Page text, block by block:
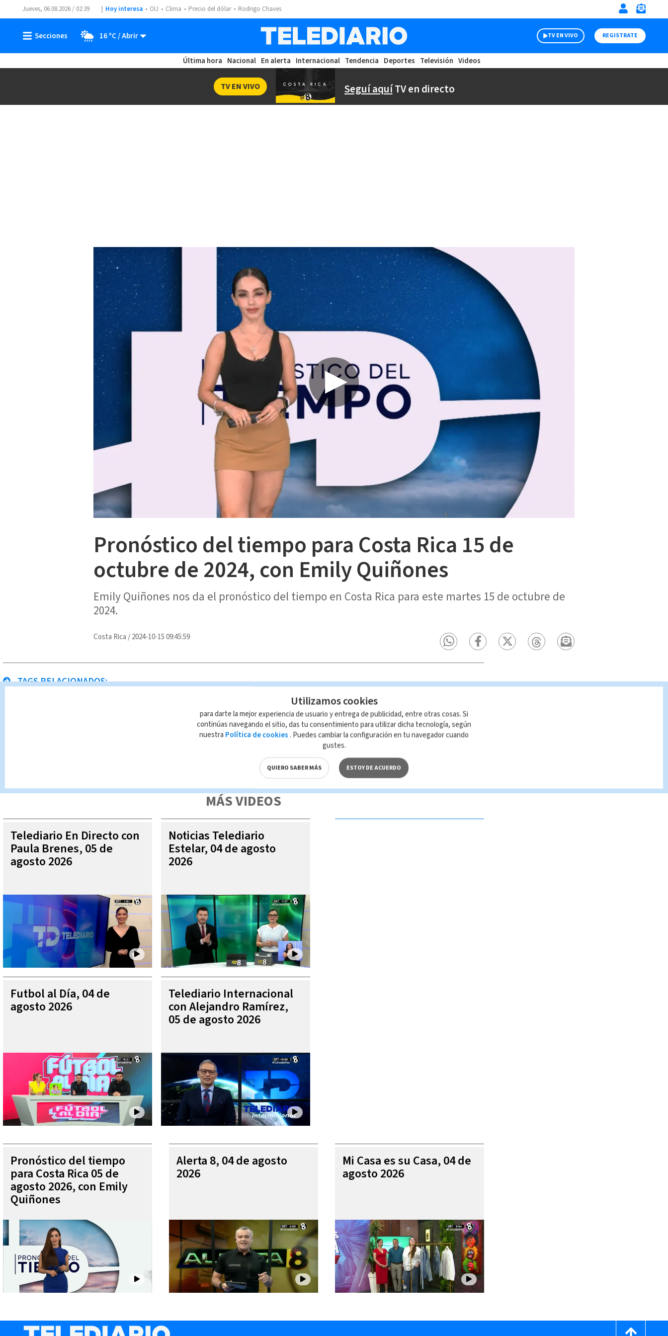
Jueves, 06.08.2026 / 02:39 Hoy interesa OIJ Clima Precio del dólar Rodrigo Chaves
16 ºC TV EN VIVO REGISTRATE
Última hora Nacional En alerta Internacional Tendencia Deportes Televisión Videos
Seguí aquíTV en directo
TV EN VIVO
Pronóstico del tiempo para Costa Rica 15 de
octubre de 2024, con Emily Quiñones
Emily Quiñones nos da el pronóstico del tiempo en Costa Rica para este martes 15 de octubre de
2024.
Costa Rica /2024-10-15 09:45:59
TAGS RELACIONADOS:
Queda prohibida la reproducción total o parcial del contenido de esta página, mismo que es propiedad de TELEDIARIO; su reproducción no
autorizada constituye una infracción y un delito de conformidad con las leyes aplicables.
MÁS VIDEOS
Telediario En Directo con
Paula Brenes, 05 de
agosto 2026
Noticias Telediario
Estelar, 04 de agosto
2026
Futbol al Día, 04 de
agosto 2026
Telediario Internacional
con Alejandro Ramírez,
05 de agosto 2026
Pronóstico del tiempo
para Costa Rica 05 de
agosto 2026, con Emily
Quiñones
Alerta 8, 04 de agosto
2026
Mi Casa es su Casa, 04 de
agosto 2026
Utilizamos cookies
para darte la mejor experiencia de usuario y entrega de publicidad, entre otras cosas. Si
continúas navegando el sitio, das tu consentimiento para utilizar dicha tecnología, según
nuestra Política de cookies . Puedes cambiar la configuración en tu navegador cuando
gustes.
QUIERO SABER MÁS ESTOY DE ACUERDO